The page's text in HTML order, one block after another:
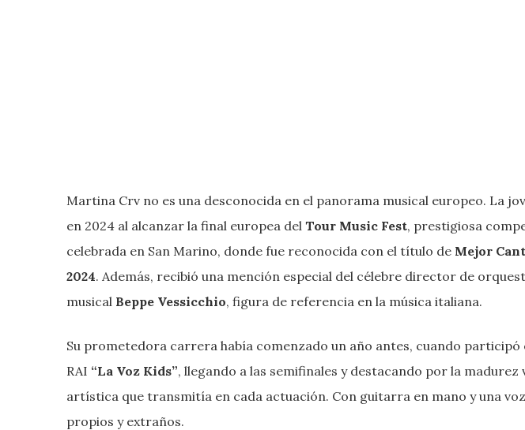
Martina Crv no es una desconocida en el panorama musical europeo. La
en 2024 al alcanzar la final europea del Tour Music Fest, prestigiosa
celebrada en San Marino, donde fue reconocida con el título de Mejor
2024. Además, recibió una mención especial del célebre director de
musical Beppe Vessicchio, figura de referencia en la música italiana.
Su prometedora carrera había comenzado un año antes, cuando participó
RAI “La Voz Kids”, llegando a las semifinales y destacando por la madurez
artística que transmitía en cada actuación. Con guitarra en mano y una
propios y extraños.